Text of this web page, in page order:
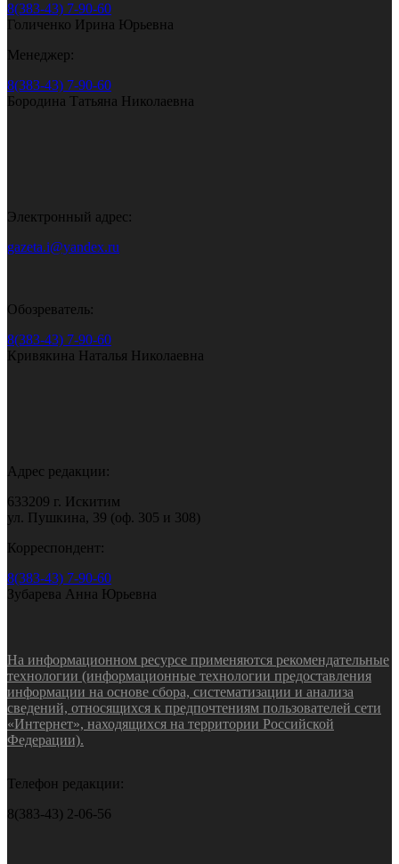
8(383-43) 7-90-60
Голиченко Ирина Юрьевна
Менеджер:
8(383-43) 7-90-60
Бородина Татьяна Николаевна
Электронный адрес:
gazeta.i@yandex.ru
Обозреватель:
8(383-43) 7-90-60
Кривякина Наталья Николаевна
Адрес редакции:
633209 г. Искитим
ул. Пушкина, 39 (оф. 305 и 308)
Корреспондент:
8(383-43) 7-90-60
Зубарева Анна Юрьевна
На информационном ресурсе применяются рекомендательные
технологии (информационные технологии предоставления
информации на основе сбора, систематизации и анализа
сведений, относящихся к предпочтениям пользователей сети
«Интернет», находящихся на территории Российской
Федерации).
Телефон редакции:
8(383-43) 2-06-56